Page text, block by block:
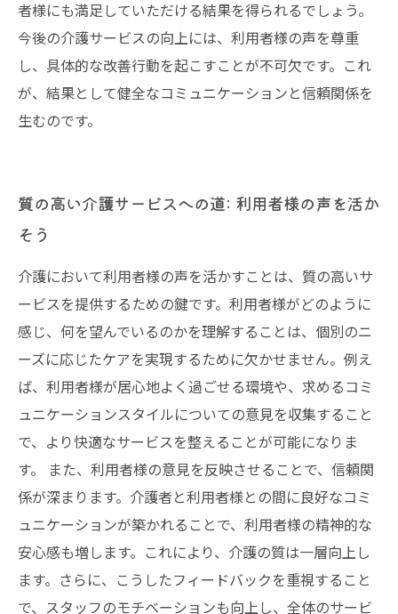
者様にも満足していただける結果を得られるでしょう。
今後の介護サービスの向上には、利用者様の声を尊重
し、具体的な改善行動を起こすことが不可欠です。これ
が、結果として健全なコミュニケーションと信頼関係を
生むのです。
質の高い介護サービスへの道: 利用者様の声を活か
そう
介護において利用者様の声を活かすことは、質の高いサ
ービスを提供するための鍵です。利用者様がどのように
感じ、何を望んでいるのかを理解することは、個別のニ
ーズに応じたケアを実現するために欠かせません。例え
ば、利用者様が居心地よく過ごせる環境や、求めるコミ
ュニケーションスタイルについての意見を収集すること
で、より快適なサービスを整えることが可能になりま
す。 また、利用者様の意見を反映させることで、信頼関
係が深まります。介護者と利用者様との間に良好なコミ
ュニケーションが築かれることで、利用者様の精神的な
安心感も増します。これにより、介護の質は一層向上し
ます。さらに、こうしたフィードバックを重視すること
で、スタッフのモチベーションも向上し、全体のサービ